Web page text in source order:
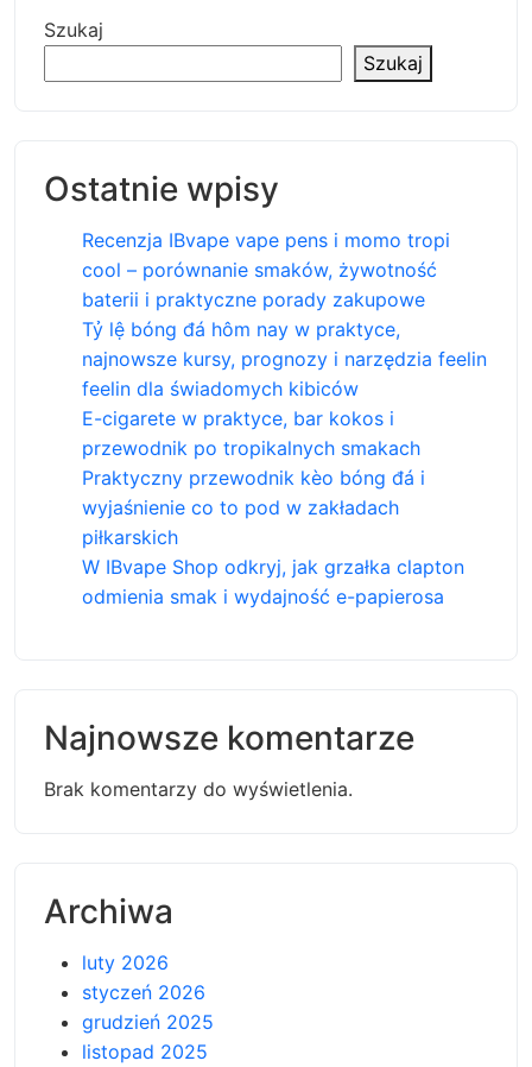
Szukaj
Szukaj
Ostatnie wpisy
Recenzja IBvape vape pens i momo tropi
cool – porównanie smaków, żywotność
baterii i praktyczne porady zakupowe
Tỷ lệ bóng đá hôm nay w praktyce,
najnowsze kursy, prognozy i narzędzia feelin
feelin dla świadomych kibiców
E-cigarete w praktyce, bar kokos i
przewodnik po tropikalnych smakach
Praktyczny przewodnik kèo bóng đá i
wyjaśnienie co to pod w zakładach
piłkarskich
W IBvape Shop odkryj, jak grzałka clapton
odmienia smak i wydajność e-papierosa
Najnowsze komentarze
Brak komentarzy do wyświetlenia.
Archiwa
luty 2026
styczeń 2026
grudzień 2025
listopad 2025